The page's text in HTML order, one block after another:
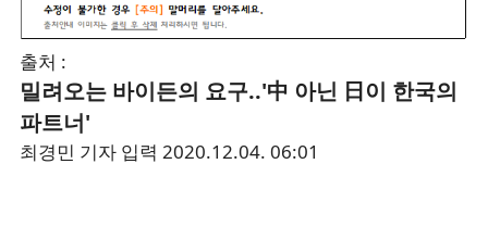
출처 :
밀려오는 바이든의 요구..'中 아닌 日이 한국의
파트너'
최경민 기자 입력 2020.12.04. 06:01